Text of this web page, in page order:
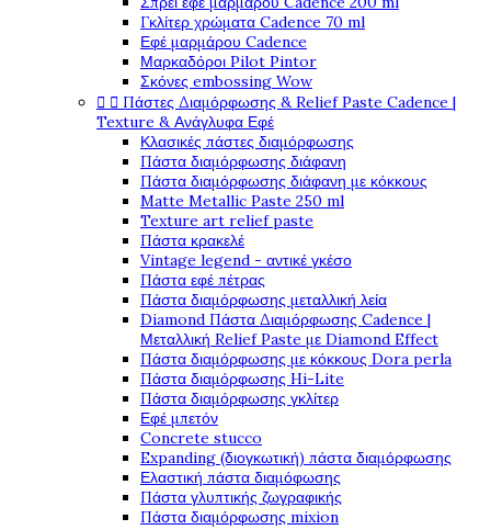
Γκλίτερ χρώματα Cadence 70 ml
Εφέ μαρμάρου Cadence
Μαρκαδόροι Pilot Pintor
Σκόνες embossing Wow
  Πάστες Διαμόρφωσης & Relief Paste Cadence |
Texture & Ανάγλυφα Εφέ
Κλασικές πάστες διαμόρφωσης
Πάστα διαμόρφωσης διάφανη
Πάστα διαμόρφωσης διάφανη με κόκκους
Matte Metallic Paste 250 ml
Texture art relief paste
Πάστα κρακελέ
Vintage legend - αντικέ γκέσο
Πάστα εφέ πέτρας
Πάστα διαμόρφωσης μεταλλική λεία
Diamond Πάστα Διαμόρφωσης Cadence |
Μεταλλική Relief Paste με Diamond Effect
Πάστα διαμόρφωσης με κόκκους Dora perla
Πάστα διαμόρφωσης Hi-Lite
Πάστα διαμόρφωσης γκλίτερ
Εφέ μπετόν
Concrete stucco
Expanding (διογκωτική) πάστα διαμόρφωσης
Ελαστική πάστα διαμόφωσης
Πάστα γλυπτικής ζωγραφικής
Πάστα διαμόρφωσης mixion